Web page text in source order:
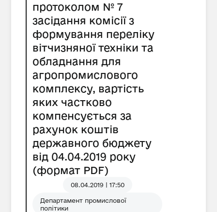
протоколом № 7
засідання комісії з
формування переліку
вітчизняної техніки та
обладнання для
агропромислового
комплексу, вартість
яких частково
компенсується за
рахунок коштів
державного бюджету
від 04.04.2019 року
(формат PDF)
08.04.2019 | 17:50
Департамент промислової
політики